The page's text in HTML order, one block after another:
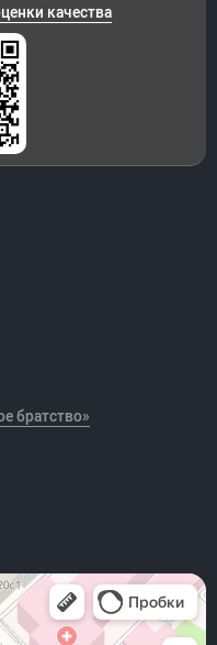
братство»
качества